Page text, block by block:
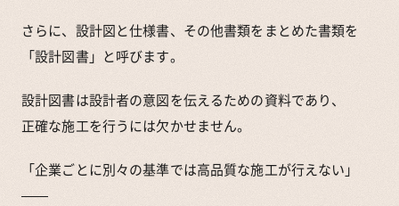
さらに、設計図と仕様書、その他書類をまとめた書類を
「設計図書」と呼びます。
設計図書は設計者の意図を伝えるための資料であり、
正確な施工を行うには欠かせません。
「企業ごとに別々の基準では高品質な施工が行えない」
——